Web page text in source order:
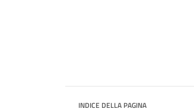
INDICE DELLA PAGINA